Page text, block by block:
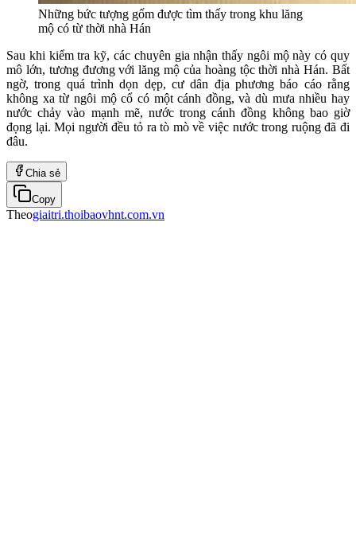
Những bức tượng gốm được tìm thấy trong khu lăng
mộ có từ thời nhà Hán
Sau khi kiểm tra kỹ, các chuyên gia nhận thấy ngôi mộ này có quy
mô lớn, tương đương với lăng mộ của hoàng tộc thời nhà Hán. Bất
ngờ, trong quá trình dọn dẹp, cư dân địa phương báo cáo rằng
không xa từ ngôi mộ cổ có một cánh đồng, và dù mưa nhiều hay
nước chảy vào mạnh mẽ, nước trong cánh đồng không bao giờ
đọng lại. Mọi người đều tỏ ra tò mò về việc nước trong ruộng đã đi
đâu.
Chia sẻ
Copy
Theogiaitri.thoibaovhnt.com.vn